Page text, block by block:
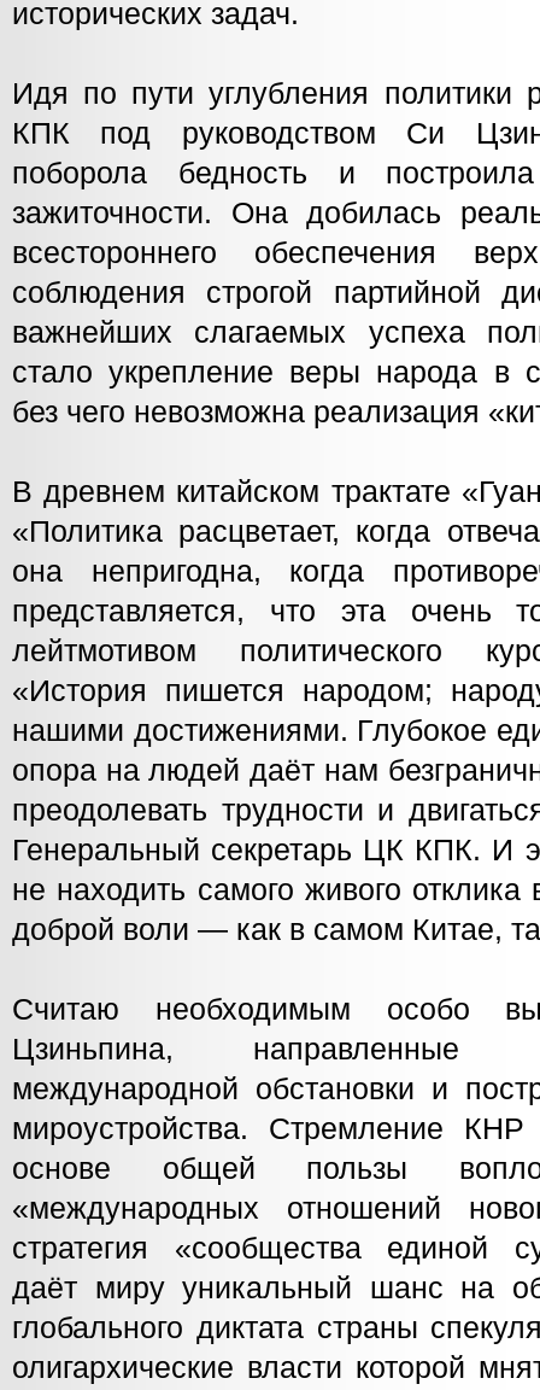
исторических задач.
Идя по пути углубления политики
КПК под руководством Си
поборола бедность и
зажиточности. Она добилась
всестороннего обеспечения
соблюдения строгой партийной
важнейших слагаемых успеха
стало укрепление веры народа в
без чего невозможна реализация
В древнем китайском трактате
«Политика расцветает, когда
она непригодна, когда
представляется, что эта очень
лейтмотивом политического
«История пишется народом;
нашими достижениями. Глубокое
опора на людей даёт нам
преодолевать трудности и
Генеральный секретарь ЦК КПК. И
не находить самого живого
доброй воли — как в самом Китае,
Считаю необходимым особо
Цзиньпина, направленные
международной обстановки и
мироустройства. Стремление КНР
основе общей пользы
«международных отношений
стратегия «сообщества единой
даёт миру уникальный шанс на
глобального диктата страны
олигархические власти которой